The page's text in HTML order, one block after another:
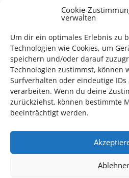
Cookie-
verwalten
Um dir ein optimales Erlebnis zu
Technologien wie Cookies, um
speichern und/oder darauf
Technologien zustimmst, können
Surfverhalten oder eindeutige
verarbeiten. Wenn du deine
zurückziehst, können bestimmte
beeinträchtigt werden.
Auch dieses Jahr findet wieder das